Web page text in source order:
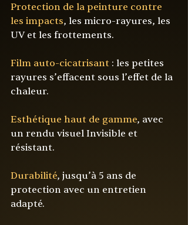
Protection de la peinture contre
les impacts, les micro-rayures, les
UV et les frottements.
Film auto-cicatrisant : les petites
rayures s’effacent sous l’effet de la
chaleur.
Esthétique haut de gamme, avec
un rendu visuel Invisible et
résistant.
Durabilité, jusqu’à 5 ans de
protection avec un entretien
adapté.